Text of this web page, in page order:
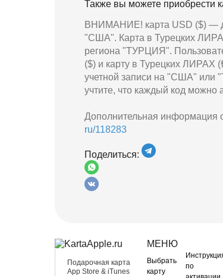
Также вы можете приобрести
ВНИМАНИЕ! карта USD ($) —
"США". Карта в Турецких
региона "ТУРЦИЯ".
($) и карту в Турецких ЛИРАХ
учетной записи на "США" или
учтите, что каждый код можно
Дополнительная информация
ru/118283
Поделиться:
Подарочная карта
App Store & iTunes
МЕНЮ
Выбрать
карту
по